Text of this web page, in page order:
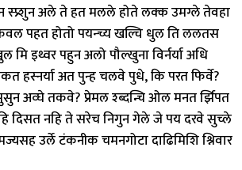
स्प्र्शुन अले ते हत मलले होते लक्क उमग्ले तेवहा
पहत होतो पयन्च्य खल्चि धुल ति ललतस
इथ्वर पहुन अलो पौल्खुना विर्नर्या अधि
हस्नर्या अत पुन्ह चलवे पुधे, कि परत फिर्वे?
अव्घे तकवे? प्रेमल श्ब्दन्चि ओल मनत र्झिपत
दिसत नहि ते सरेच निगुन गेले जे पय दरवे सुच्ले
उर्ले टंकनीक चमनगोटा दाढिमिशि श्निवार